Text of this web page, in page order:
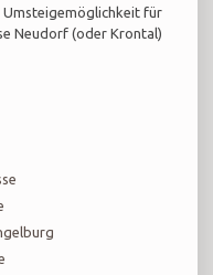
Umsteigemöglichkeit für
Neudorf (oder Krontal)